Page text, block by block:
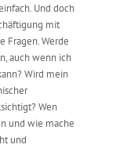
Und doch
mit
Fragen. Werde
auch wenn ich
Wird mein
Wen
und wie mache
und